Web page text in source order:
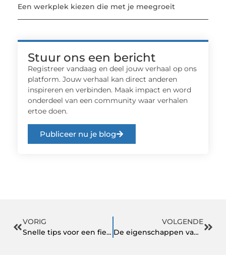
Een werkplek kiezen die met je meegroeit
Stuur ons een bericht
Registreer vandaag en deel jouw verhaal op ons
platform. Jouw verhaal kan direct anderen
inspireren en verbinden. Maak impact en word
onderdeel van een community waar verhalen
ertoe doen.
Publiceer nu je blog
VORIG
Snelle tips voor een fiets voor kinderen van 3 jaar
VOLGENDE
De eigenschappen van een duurzaam voetbalshirt